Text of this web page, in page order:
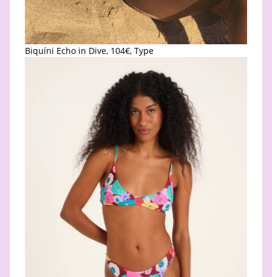
Biquíni Echo in Dive, 104€, Type